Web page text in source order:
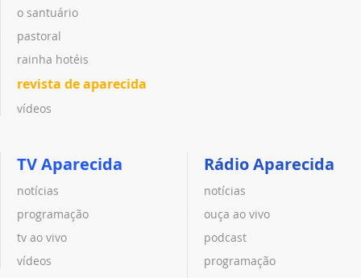
o santuário
pastoral
rainha hotéis
revista de aparecida
vídeos
TV Aparecida
notícias
programação
tv ao vivo
vídeos
Rádio Aparecida
notícias
ouça ao vivo
podcast
programação